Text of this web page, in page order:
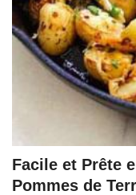
Facile et Prête
Pommes de